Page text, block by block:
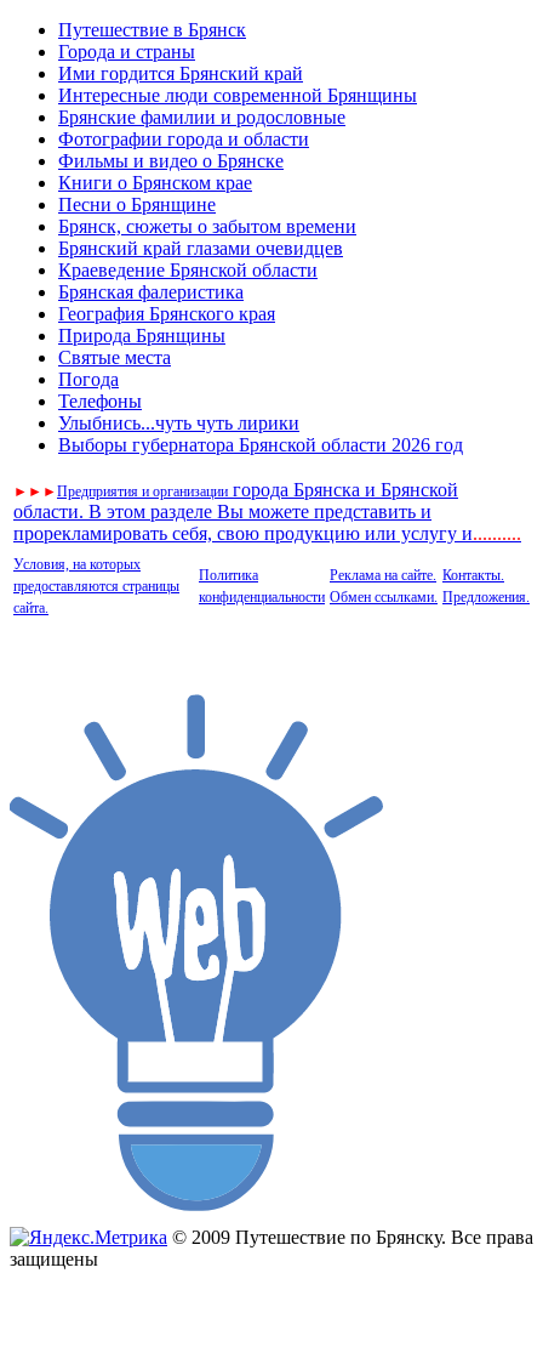
Путешествие в Брянск
Города и страны
Ими гордится Брянский край
Интересные люди современной Брянщины
Брянские фамилии и родословные
Фотографии города и области
Фильмы и видео о Брянске
Книги о Брянском крае
Песни о Брянщине
Брянск, сюжеты о забытом времени
Брянский край глазами очевидцев
Краеведение Брянской области
Брянская фалеристика
География Брянского края
Природа Брянщины
Святые места
Погода
Телефоны
Улыбнись...чуть чуть лирики
Выборы губернатора Брянской области 2026 год
► ► ►Предприятия и организации города Брянска и Брянской
области. В этом разделе Вы можете представить и
прорекламировать себя, свою продукцию или услугу и..........
Условия, на которых
предоставляются страницы
сайта.
Политика
конфиденциальности
Реклама на сайте.
Обмен ссылками.
Контакты.
Предложения.
© 2009 Путешествие по Брянску. Все права
защищены